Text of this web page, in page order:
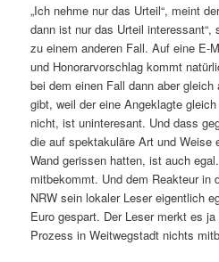
„Ich nehme nur das Urteil“, meint
dann ist nur das Urteil interessant“,
zu einem anderen Fall. Auf eine E-
und Honorarvorschlag kommt
bei dem einen Fall dann aber
gibt, weil der eine Angeklagte
nicht, ist uninteresant. Und dass
die auf spektakuläre Art und Weise
Wand gerissen hatten, ist auch
mitbekommt. Und dem Reakteur in
NRW sein lokaler Leser eigentlich
Euro gespart. Der Leser merkt es
Prozess in Weitwegstadt nichts